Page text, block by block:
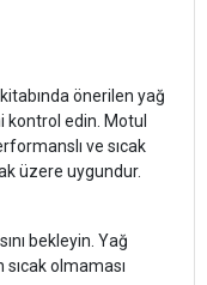
önerilen yağ
edin. Motul
ve sıcak
üzere uygundur.
bekleyin. Yağ
olmaması